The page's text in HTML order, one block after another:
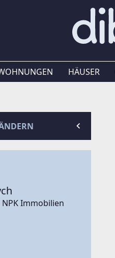
HÄUSER
NPK Immobilien